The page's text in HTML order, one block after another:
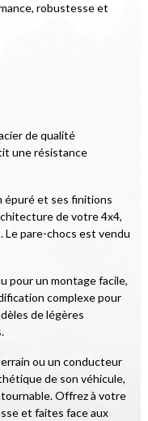
robustesse et
de qualité
une résistance
épuré et ses finitions
de votre 4x4,
Le pare-chocs est vendu
pour un montage facile,
complexe pour
de légères
ou un conducteur
de son véhicule,
Offrez à votre
et faites face aux